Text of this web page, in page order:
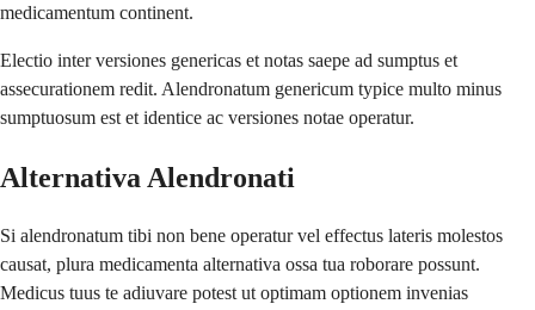
medicamentum continent.
Electio inter versiones genericas et notas saepe ad sumptus et
assecurationem redit. Alendronatum genericum typice multo minus
sumptuosum est et identice ac versiones notae operatur.
Alternativa Alendronati
Si alendronatum tibi non bene operatur vel effectus lateris molestos
causat, plura medicamenta alternativa ossa tua roborare possunt.
Medicus tuus te adiuvare potest ut optimam optionem invenias